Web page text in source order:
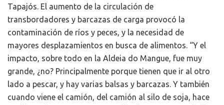
Tapajós. El aumento de la circulación de
transbordadores y barcazas de carga provocó la
contaminación de ríos y peces, y la necesidad de
mayores desplazamientos en busca de alimentos. “Y el
impacto, sobre todo en la Aldeia do Mangue, fue muy
grande, ¿no? Principalmente porque tienen que ir al otro
lado a pescar, y hay varias balsas y barcazas. Y también
cuando viene el camión, del camión al silo de soja, hace